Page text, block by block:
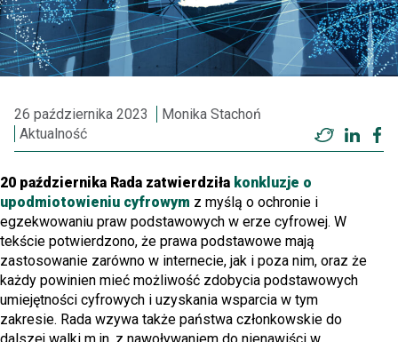
26 października 2023
Monika Stachoń
Aktualność
Twitter
20 października Rada zatwierdziła konkluzje o
upodmiotowieniu cyfrowym z myślą o ochronie i
egzekwowaniu praw podstawowych w erze cyfrowej. W
tekście potwierdzono, że prawa podstawowe mają
zastosowanie zarówno w internecie, jak i poza nim, oraz że
każdy powinien mieć możliwość zdobycia podstawowych
umiejętności cyfrowych i uzyskania wsparcia w tym
zakresie. Rada wzywa także państwa członkowskie do